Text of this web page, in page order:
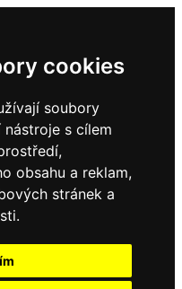
cookies
soubory
s cílem
obsahu a reklam,
stránek a